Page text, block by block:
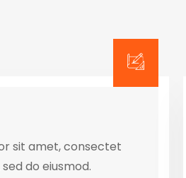
sit amet, consectet
do eiusmod.